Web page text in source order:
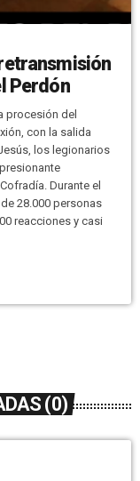
Perdón
procesión del
con la salida
los legionarios
Durante el
28.000 personas
reacciones y casi
(0)